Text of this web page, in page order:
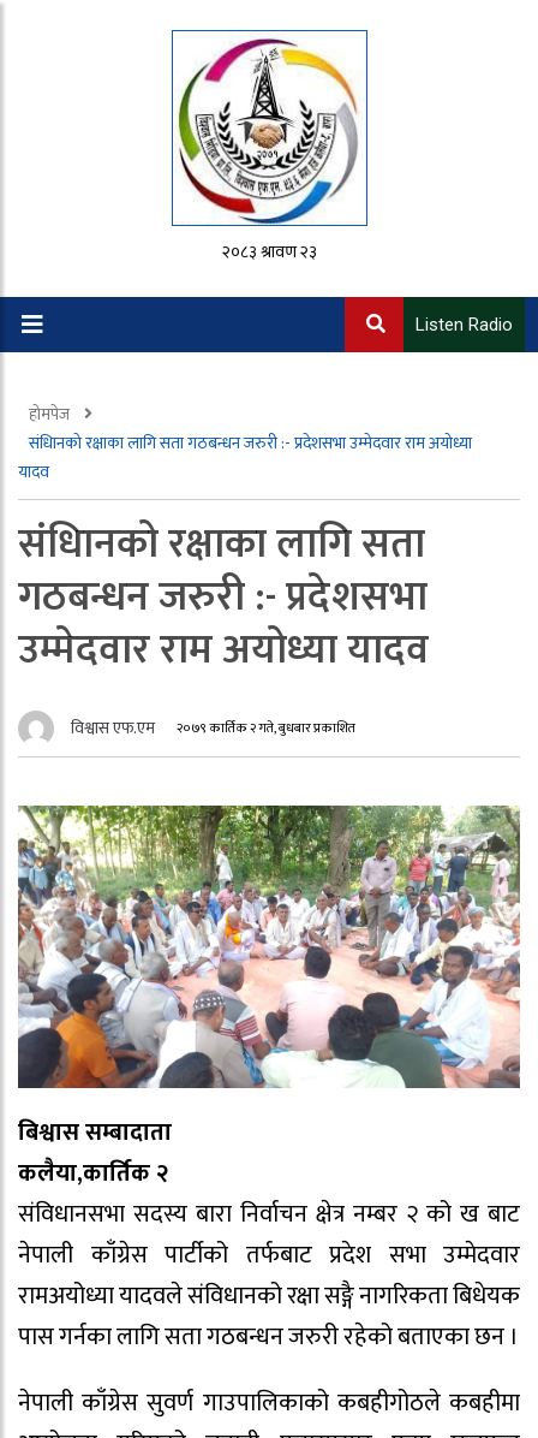
२०८३ श्रावण २३
Listen Radio
होमपेज
संधिानको रक्षाका लागि सता गठबन्धन जरुरी :- प्रदेशसभा उम्मेदवार राम अयोध्या
यादव
संधिानको रक्षाका लागि सता
गठबन्धन जरुरी :- प्रदेशसभा
उम्मेदवार राम अयोध्या यादव
विश्वास एफ.एम २०७९ कार्तिक २ गते, बुधबार प्रकाशित
बिश्वास सम्बादाता
कलैया,कार्तिक २
संविधानसभा सदस्य बारा निर्वाचन क्षेत्र नम्बर २ को ख बाट
नेपाली काँग्रेस पार्टीको तर्फबाट प्रदेश सभा उम्मेदवार
रामअयोध्या यादवले संविधानको रक्षा सङ्गै नागरिकता बिधेयक
पास गर्नका लागि सता गठबन्धन जरुरी रहेको बताएका छन ।
नेपाली काँग्रेस सुवर्ण गाउपालिकाको कबहीगोठले कबहीमा